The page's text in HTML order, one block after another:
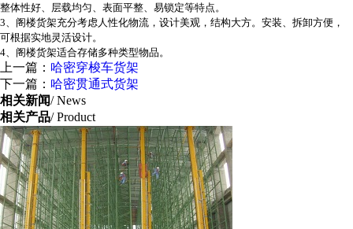
整体性好、层载均匀、表面平整、易锁定等特点。
3、阁楼货架充分考虑人性化物流，设计美观，结构大方。安装、拆卸方便，
可根据实地灵活设计。
4、阁楼货架适合存储多种类型物品。
上一篇： 哈密穿梭车货架
下一篇： 哈密贯通式货架
相关新闻/ News
相关产品/ Product